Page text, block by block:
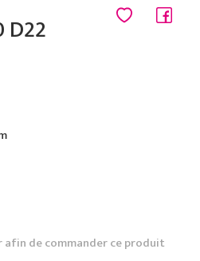
D22
afin de commander ce produit